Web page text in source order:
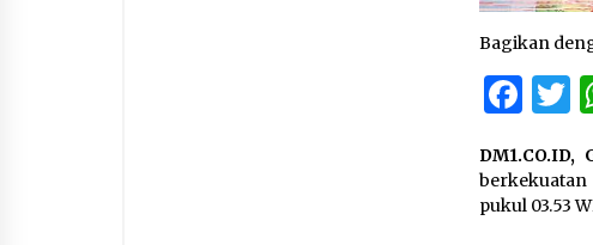
Bagikan
DM1.CO.ID,
pukul 03.53